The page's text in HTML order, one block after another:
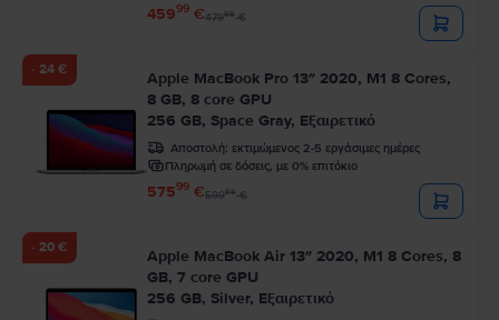
45999 €47999€
- 24 €
Apple MacBook Pro 13″ 2020, M1 8 Cores,
8 GB, 8 core GPU
256 GB, Space Gray, Εξαιρετικό
Αποστολή: εκτιμώμενος 2-5 εργάσιμες ημέρες
Πληρωμή σε δόσεις, με 0% επιτόκιο
57599 €59999€
- 20 €
Apple MacBook Air 13″ 2020, M1 8 Cores, 8
GB, 7 core GPU
256 GB, Silver, Εξαιρετικό